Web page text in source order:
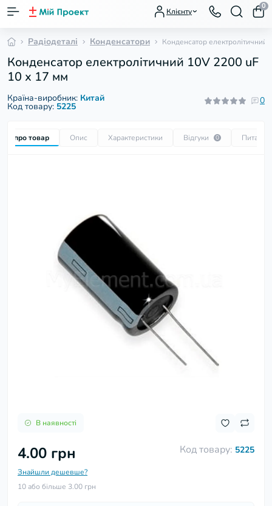
Клієнту
0
Радіодеталі Конденсатори Конденсатор
Конденсатор електролітичний 10V 2200 uF
10 х 17 мм
Країна-виробник: Китай
Код товару: 5225
0
Все про товар Опис Характеристики Відгуки 0 Питання
В наявності
Код товару: 5225
4.00 грн
Знайшли дешевше?
10 або більше 3.00 грн